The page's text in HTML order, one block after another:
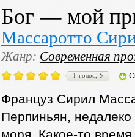
Бог — мой
Массаротто
Жанр: Современная
1 голос, 5
Француз Сирил
Перпиньян,